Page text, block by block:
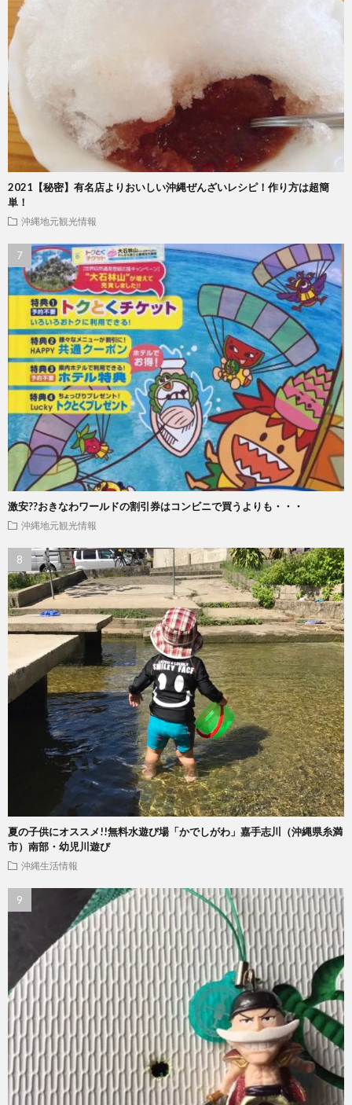
2021【秘密】有名店よりおいしい沖縄ぜんざいレシピ！作り方は超簡
単！
沖縄地元観光情報
激安??おきなわワールドの割引券はコンビニで買うよりも・・・
沖縄地元観光情報
夏の子供にオススメ!!無料水遊び場「かでしがわ」嘉手志川（沖縄県糸満
市）南部・幼児川遊び
沖縄生活情報